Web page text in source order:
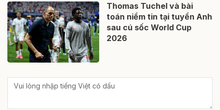
Thomas Tuchel và bài
toán niềm tin tại tuyển Anh
sau cú sốc World Cup
2026